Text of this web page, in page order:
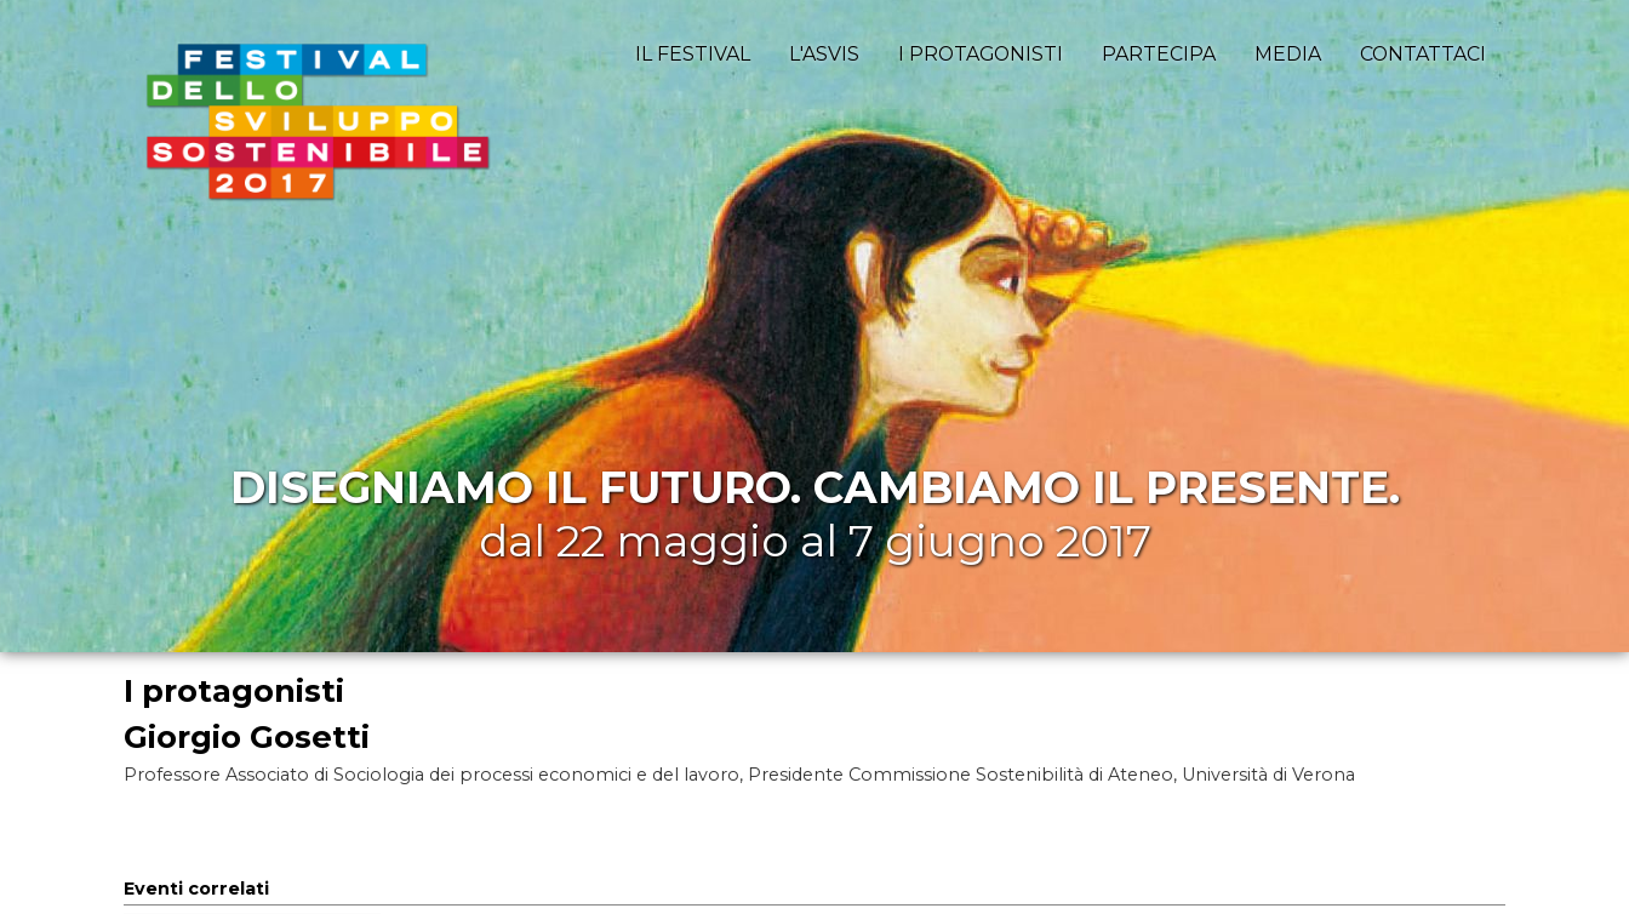
DISEGNIAMO IL FUTURO. CAMBIAMO IL PRESENTE.
dal 22 maggio al 7 giugno 2017
IL FESTIVAL L'ASVIS I PROTAGONISTI PARTECIPA MEDIA CONTATTACI
I protagonisti
Giorgio Gosetti
Professore Associato di Sociologia dei processi economici e del lavoro, Presidente Commissione Sostenibilità di Ateneo, Università di Verona